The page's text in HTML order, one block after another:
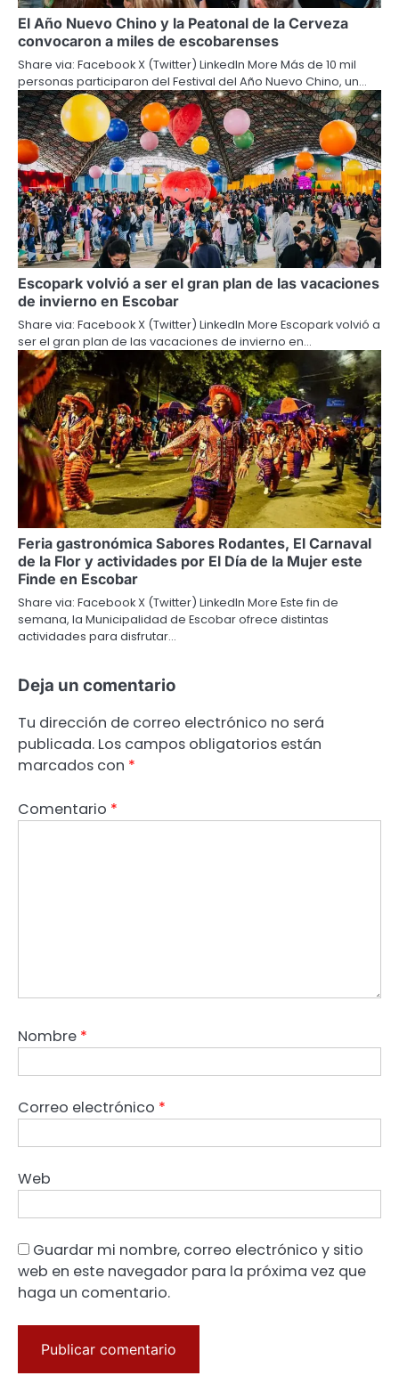
El Año Nuevo Chino y la Peatonal de la Cerveza
convocaron a miles de escobarenses
Share via: Facebook X (Twitter) LinkedIn More Más de 10 mil
personas participaron del Festival del Año Nuevo Chino, un…
Escopark volvió a ser el gran plan de las vacaciones
de invierno en Escobar
Share via: Facebook X (Twitter) LinkedIn More Escopark volvió a
ser el gran plan de las vacaciones de invierno en…
Feria gastronómica Sabores Rodantes, El Carnaval
de la Flor y actividades por El Día de la Mujer este
Finde en Escobar
Share via: Facebook X (Twitter) LinkedIn More Este fin de
semana, la Municipalidad de Escobar ofrece distintas
actividades para disfrutar…
Deja un comentario
Tu dirección de correo electrónico no será
publicada. Los campos obligatorios están
marcados con *
Comentario *
Nombre *
Correo electrónico *
Web
Guardar mi nombre, correo electrónico y sitio
web en este navegador para la próxima vez que
haga un comentario.